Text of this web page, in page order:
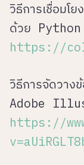
วิธีการเชื่อมโ
ด้วย
https://
วิธีการจัดวาง
Adobe
https://